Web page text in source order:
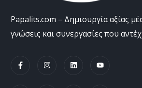
Papalits.com – Δημιουργία αξίας
γνώσεις και συνεργασίες που